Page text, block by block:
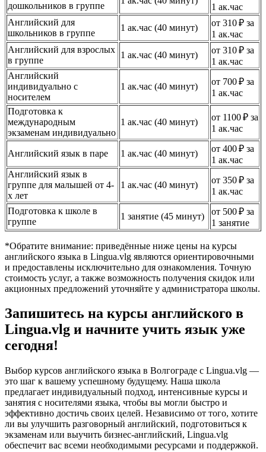
дошкольников в группе
1 ак.час
Английский для
школьников в группе
1 ак.час (40 минут)
от 310 ₽ за
1 ак.час
Английский для взрослых
в группе
1 ак.час (40 минут)
от 310 ₽ за
1 ак.час
Английский
индивидуально с
носителем
1 ак.час (40 минут)
от 700 ₽ за
1 ак.час
Подготовка к
международным
экзаменам индивидуально
1 ак.час (40 минут)
от 1100 ₽ за
1 ак.час
Английский язык в паре 1 ак.час (40 минут)
от 400 ₽ за
1 ак.час
Английский язык в
группе для малышей от 4-
х лет
1 ак.час (40 минут)
от 350 ₽ за
1 ак.час
Подготовка к школе в
группе
1 занятие (45 минут)
от 500 ₽ за
1 занятие
*Обратите внимание: приведённые ниже цены на курсы
английского языка в Lingua.vlg являются ориентировочными
и предоставлены исключительно для ознакомления. Точную
стоимость услуг, а также возможность получения скидок или
акционных предложений уточняйте у администратора школы.
Запишитесь на курсы английского в
Lingua.vlg и начните учить язык уже
сегодня!
Выбор курсов английского языка в Волгограде с Lingua.vlg —
это шаг к вашему успешному будущему. Наша школа
предлагает индивидуальный подход, интенсивные курсы и
занятия с носителями языка, чтобы вы могли быстро и
эффективно достичь своих целей. Независимо от того, хотите
ли вы улучшить разговорный английский, подготовиться к
экзаменам или выучить бизнес-английский, Lingua.vlg
обеспечит вас всеми необходимыми ресурсами и поддержкой.